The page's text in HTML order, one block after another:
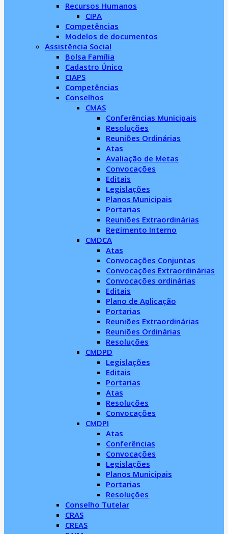
Recursos Humanos
CIPA
Competências
Modelos de documentos
Assistência Social
Bolsa Família
Cadastro Único
CIAPS
Competências
Conselhos
CMAS
Conferências Municipais
Resoluções
Reuniões Ordinárias
Atas
Avaliação de Metas
Convocações
Editais
Legislações
Planos Municipais
Portarias
Reuniões Extraordinárias
Regimento Interno
CMDCA
Atas
Convocações Conjuntas
Convocações Extraordinárias
Convocações ordinárias
Editais
Plano de Aplicação
Portarias
Reuniões Extraordinárias
Reuniões Ordinárias
Resoluções
CMDPD
Legislações
Editais
Portarias
Atas
Resoluções
Convocações
CMDPI
Atas
Conferências
Convocações
Legislações
Planos Municipais
Portarias
Resoluções
Conselho Tutelar
CRAS
CREAS